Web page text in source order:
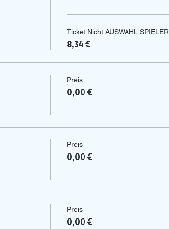
Ticket Nicht AUSWAHL SPIELER
8,34 €
Preis
0,00 €
Preis
0,00 €
Preis
0,00 €